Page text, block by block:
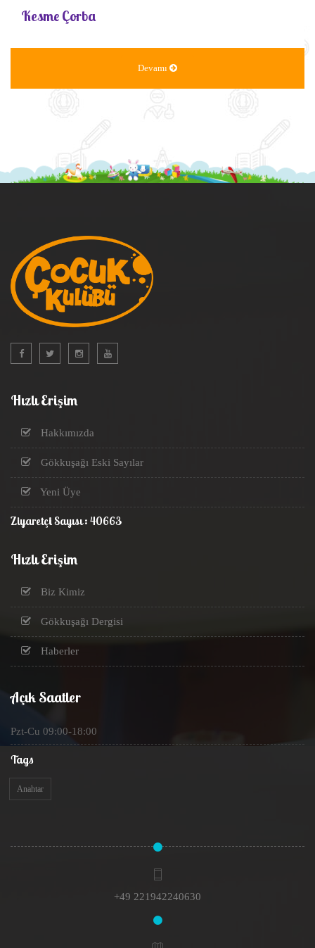
Kesme Çorba
Devamı
Hızlı Erişim
Hakkımızda
Gökkuşağı Eski Sayılar
Yeni Üye
Ziyaretçi Sayısı : 40663
Hızlı Erişim
Biz Kimiz
Gökkuşağı Dergisi
Haberler
Açık Saatler
Pzt-Cu 09:00-18:00
Tags
Anahtar
+49 221942240630